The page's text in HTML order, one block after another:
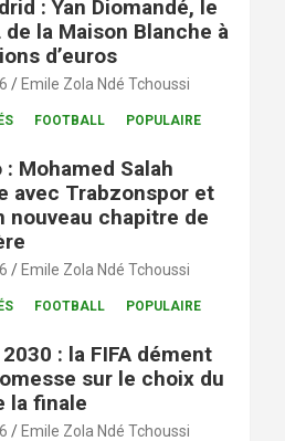
: Yan Diomandé, le
de la Maison Blanche à
d’euros
Emile Zola Ndé Tchoussi
FOOTBALL
POPULAIRE
Mohamed Salah
avec Trabzonspor et
nouveau chapitre de
Emile Zola Ndé Tchoussi
FOOTBALL
POPULAIRE
: la FIFA dément
sur le choix du
la finale
Emile Zola Ndé Tchoussi